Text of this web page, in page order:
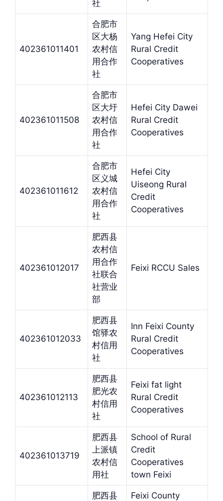
社
402361011401
合肥市
区大杨
农村信
用合作
社
Yang Hefei City
Rural Credit
Cooperatives
402361011508
合肥市
区大圩
农村信
用合作
社
Hefei City Dawei
Rural Credit
Cooperatives
402361011612
合肥市
区义城
农村信
用合作
社
Hefei City
Uiseong Rural
Credit
Cooperatives
402361012017
肥西县
农村信
用合作
社联合
社营业
部
Feixi RCCU Sales
402361012033
肥西县
馆驿农
村信用
社
Inn Feixi County
Rural Credit
Cooperatives
402361012113
肥西县
肥光农
村信用
社
Feixi fat light
Rural Credit
Cooperatives
402361013719
肥西县
上派镇
农村信
用社
School of Rural
Credit
Cooperatives
town Feixi
肥西县
Feixi County